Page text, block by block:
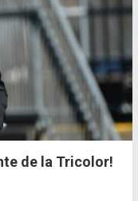
de la Tricolor!